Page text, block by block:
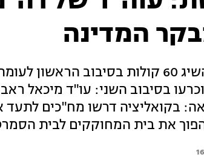
המדינה
בסיבוב השני: עו"ד מיכאל
בקואליציה דרשו מח"כים
את בית המחוקקים לבית